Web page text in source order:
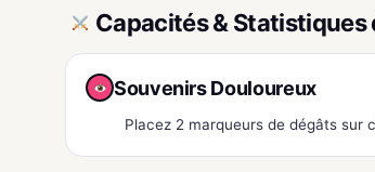
Capacités & Statistiques
Souvenirs Douloureux
Placez 2 marqueurs de dégâts sur